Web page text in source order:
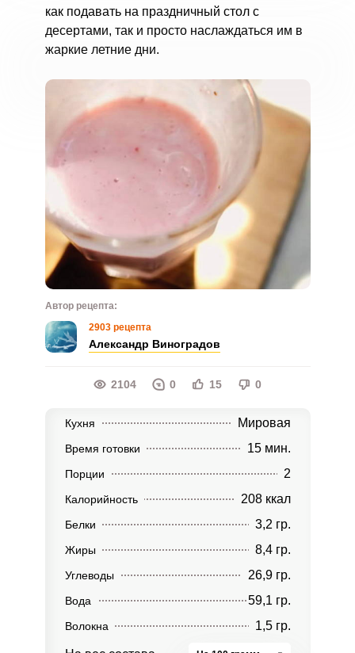
как подавать на праздничный стол с
десертами, так и просто наслаждаться им в
жаркие летние дни.
Автор рецепта:
2903 рецепта
Александр Виноградов
2104 0 15 0
Кухня Мировая
Время готовки 15 мин.
Порции 2
Калорийность 208 ккал
Белки 3,2 гр.
Жиры 8,4 гр.
Углеводы 26,9 гр.
Вода 59,1 гр.
Волокна 1,5 гр.